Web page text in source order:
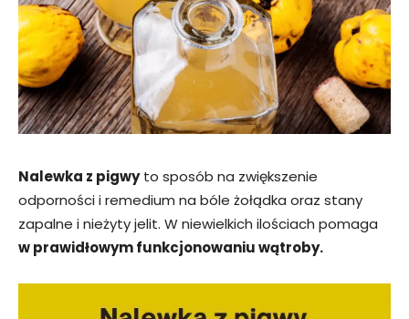
Nalewka z pigwyto sposób na zwiększenie
odporności i remedium na bóle żołądka oraz stany
zapalne i nieżyty jelit. W niewielkich ilościach pomaga
w prawidłowym funkcjonowaniu wątroby.